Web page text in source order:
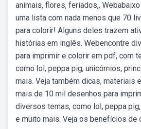
animais, flores, feriados,.
uma lista com nada menos que 70
para colorir! Alguns deles trazem
histórias em inglês. Webencontre
para imprimir e colorir em pdf, com
como lol, peppa pig, unicórnios,
mais. Veja também dicas, materiais
mais de 10 mil desenhos para
diversos temas, como lol, peppa
e muito mais. Veja os benefícios de